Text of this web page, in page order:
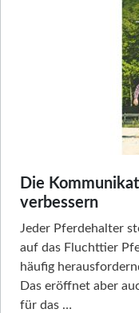
Die
verbessern
Jeder Pferdehalter
auf das Fluchttier
häufig
Das eröffnet aber
für das …